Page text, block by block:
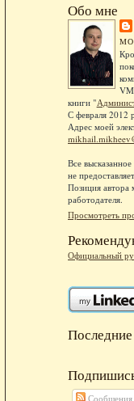
Обо мне
книги "
С февраля 2012
Адрес моей
Все высказанное
не
Позиция автора
работодателя.
Просмотреть
Официальный
Сообщения